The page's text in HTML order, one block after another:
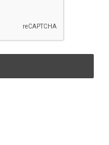
거래 관행 및 관계
지 및 본적지,
생활 등)는
항목